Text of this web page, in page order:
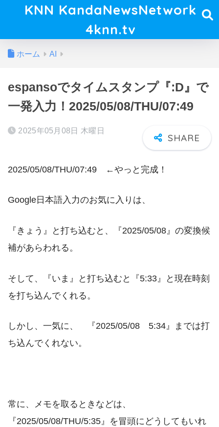
KNN KandaNewsNetwork
4knn.tv
ホーム AI
espansoでタイムスタンプ『:D』で
一発入力！2025/05/08/THU/07:49
2025年05月08日 木曜日
2025/05/08/THU/07:49 ←やっと完成！
Google日本語入力のお気に入りは、
『きょう』と打ち込むと、『2025/05/08』の変換候
補があらわれる。
そして、『いま』と打ち込むと『5:33』と現在時刻
を打ち込んでくれる。
しかし、一気に、 『2025/05/08 5:34』までは打
ち込んでくれない。
常に、メモを取るときなどは、
『2025/05/08/THU/5:35』を冒頭にどうしてもいれ